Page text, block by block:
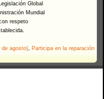
Global
Mundial
respeto
de agosto), Participa en la reparación